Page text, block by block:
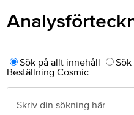
Sök på allt innehåll
Beställning Cosmic